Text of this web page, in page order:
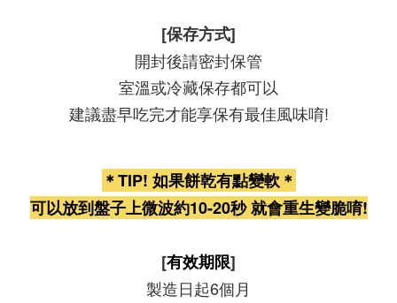
[保存方式]
開封後請密封保管
室溫或冷藏保存都可以
建議盡早吃完才能享保有最佳風味唷!
＊TIP! 如果餅乾有點變軟＊
可以放到盤子上微波約10-20秒 就會重生變脆唷!
[有效期限]
製造日起6個月